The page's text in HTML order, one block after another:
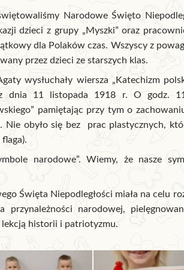
Narodowe Święto
dzieci z grupy „Myszki” oraz
dla Polaków czas. Wszyscy z
przez dzieci ze starszych klas.
wysłuchały wiersza „Katechizm
dnia 11 listopada 1918 r. O godz.
pamiętając przy tym o
Nie obyło się bez prac plastycznych,
narodowe”. Wiemy, że nasze
Święta Niepodległości miała na celu
przynależności narodowej,
lekcją historii i patriotyzmu.